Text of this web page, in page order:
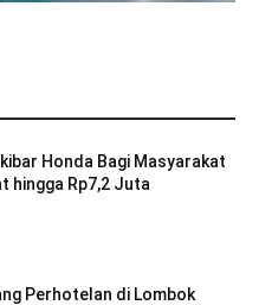
Honda Bagi Masyarakat
hingga Rp7,2 Juta
Perhotelan di Lombok